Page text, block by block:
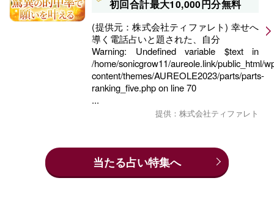
初回合計最大10,000円分無料
(提供元：株式会社ティファレト) 幸せへ
導く電話占いと題された、自分
Warning: Undefined variable $text in
/home/sonicgrow11/aureole.link/public_html/
content/themes/AUREOLE2023/parts/parts-
ranking_five.phpon line70
...
提供：株式会社ティファレト
当たる占い特集へ